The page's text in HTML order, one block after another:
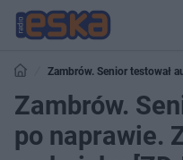
Zambrów. Senior testował
[ZDJĘCIA]
Zambrów.
po naprawie.